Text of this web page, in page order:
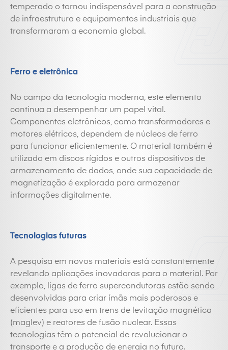
temperado o tornou indispensável para a construção
de infraestrutura e equipamentos industriais que
transformaram a economia global.
Ferro e eletrônica
No campo da tecnologia moderna, este elemento
continua a desempenhar um papel vital.
Componentes eletrônicos, como transformadores e
motores elétricos, dependem de núcleos de ferro
para funcionar eficientemente. O material também é
utilizado em discos rígidos e outros dispositivos de
armazenamento de dados, onde sua capacidade de
magnetização é explorada para armazenar
informações digitalmente.
Tecnologias futuras
A pesquisa em novos materiais está constantemente
revelando aplicações inovadoras para o material. Por
exemplo, ligas de ferro supercondutoras estão sendo
desenvolvidas para criar ímãs mais poderosos e
eficientes para uso em trens de levitação magnética
(maglev) e reatores de fusão nuclear. Essas
tecnologias têm o potencial de revolucionar o
transporte e a produção de energia no futuro.